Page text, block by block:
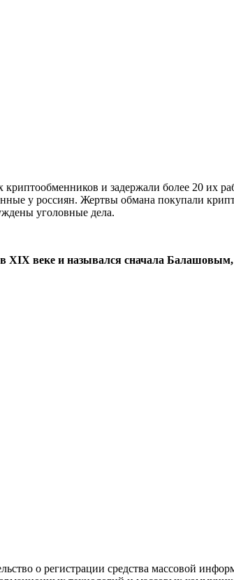
и задержали более 20 их
у россиян. Жертвы обмана покупали
уголовные дела.
XIX веке и назывался сначала
о регистрации средства массовой